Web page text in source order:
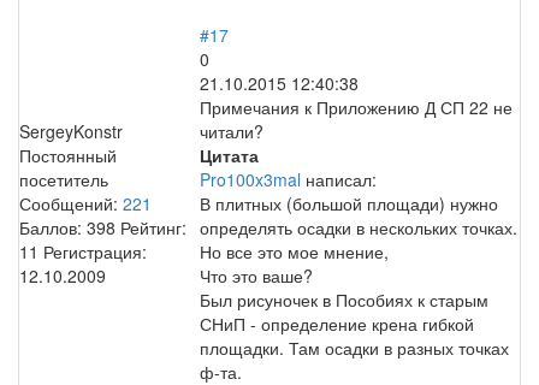
SergeyKonstr
Постоянный
посетитель
Сообщений: 221
Баллов: 398 Рейтинг:
11 Регистрация:
12.10.2009
#17
0
21.10.2015 12:40:38
Примечания к Приложению Д СП 22 не
читали?
Цитата
Pro100x3mal написал:
В плитных (большой площади) нужно
определять осадки в нескольких точках.
Но все это мое мнение,
Что это ваше?
Был рисуночек в Пособиях к старым
СНиП - определение крена гибкой
площадки. Там осадки в разных точках
ф-та.